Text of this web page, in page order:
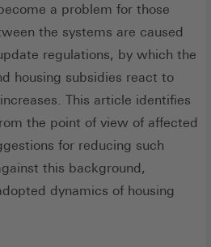
a problem for those
the systems are caused
regulations, by which the
housing subsidies react to
This article identifies
the point of view of affected
for reducing such
this background,
dynamics of housing